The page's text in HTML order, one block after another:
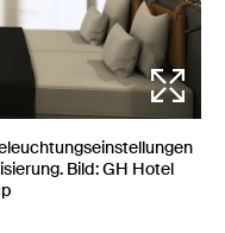
Bild: GH Hotel